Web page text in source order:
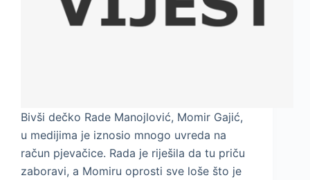
Bivši dečko Rade Manojlović, Momir Gajić,
u medijima je iznosio mnogo uvreda na
račun pjevačice. Rada je riješila da tu priču
zaboravi, a Momiru oprosti sve loše što je